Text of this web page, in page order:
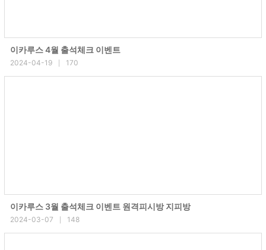
이카루스 4월 출석체크 이벤트
2024-04-19 170
이카루스 3월 출석체크 이벤트 원격피시방 지피방
2024-03-07 148